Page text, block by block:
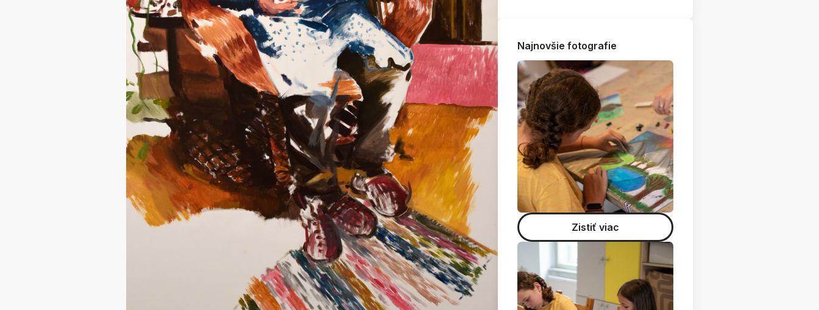
Najnovšie fotografie
Zistiť viac